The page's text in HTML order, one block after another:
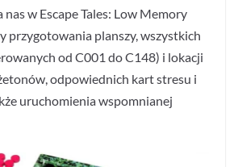
nas w Escape Tales: Low Memory
przygotowania planszy, wszystkich
od C001 do C148) i lokacji
odpowiednich kart stresu i
uruchomienia wspomnianej